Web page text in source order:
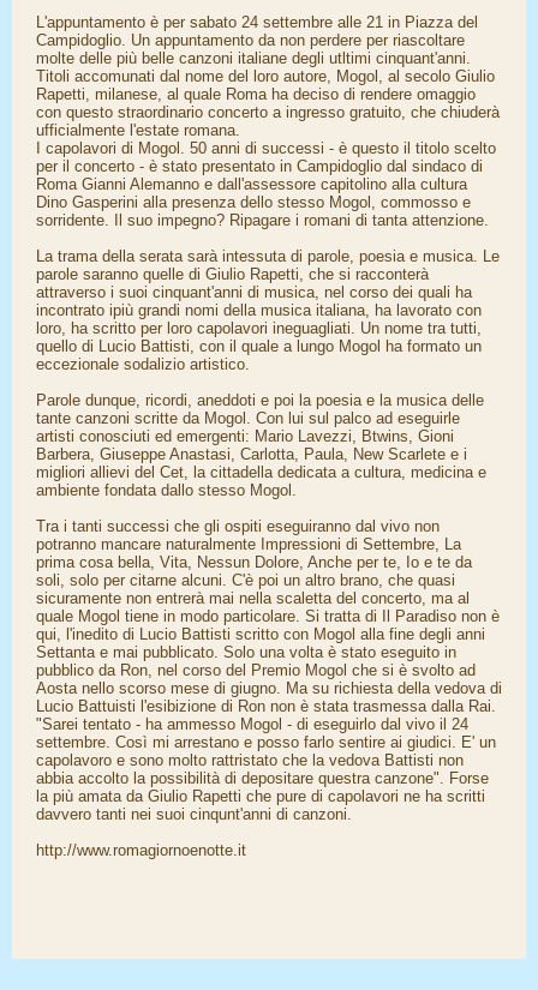
L'appuntamento è per sabato 24 settembre alle 21 in Piazza del
Campidoglio. Un appuntamento da non perdere per riascoltare
molte delle più belle canzoni italiane degli utltimi cinquant'anni.
Titoli accomunati dal nome del loro autore, Mogol, al secolo Giulio
Rapetti, milanese, al quale Roma ha deciso di rendere omaggio
con questo straordinario concerto a ingresso gratuito, che chiuderà
ufficialmente l'estate romana.
I capolavori di Mogol. 50 anni di successi - è questo il titolo scelto
per il concerto - è stato presentato in Campidoglio dal sindaco di
Roma Gianni Alemanno e dall'assessore capitolino alla cultura
Dino Gasperini alla presenza dello stesso Mogol, commosso e
sorridente. Il suo impegno? Ripagare i romani di tanta attenzione.
La trama della serata sarà intessuta di parole, poesia e musica. Le
parole saranno quelle di Giulio Rapetti, che si racconterà
attraverso i suoi cinquant'anni di musica, nel corso dei quali ha
incontrato ipiù grandi nomi della musica italiana, ha lavorato con
loro, ha scritto per loro capolavori ineguagliati. Un nome tra tutti,
quello di Lucio Battisti, con il quale a lungo Mogol ha formato un
eccezionale sodalizio artistico.
Parole dunque, ricordi, aneddoti e poi la poesia e la musica delle
tante canzoni scritte da Mogol. Con lui sul palco ad eseguirle
artisti conosciuti ed emergenti: Mario Lavezzi, Btwins, Gioni
Barbera, Giuseppe Anastasi, Carlotta, Paula, New Scarlete e i
migliori allievi del Cet, la cittadella dedicata a cultura, medicina e
ambiente fondata dallo stesso Mogol.
Tra i tanti successi che gli ospiti eseguiranno dal vivo non
potranno mancare naturalmente Impressioni di Settembre, La
prima cosa bella, Vita, Nessun Dolore, Anche per te, Io e te da
soli, solo per citarne alcuni. C'è poi un altro brano, che quasi
sicuramente non entrerà mai nella scaletta del concerto, ma al
quale Mogol tiene in modo particolare. Si tratta di Il Paradiso non è
qui, l'inedito di Lucio Battisti scritto con Mogol alla fine degli anni
Settanta e mai pubblicato. Solo una volta è stato eseguito in
pubblico da Ron, nel corso del Premio Mogol che si è svolto ad
Aosta nello scorso mese di giugno. Ma su richiesta della vedova di
Lucio Battuisti l'esibizione di Ron non è stata trasmessa dalla Rai.
"Sarei tentato - ha ammesso Mogol - di eseguirlo dal vivo il 24
settembre. Così mi arrestano e posso farlo sentire ai giudici. E' un
capolavoro e sono molto rattristato che la vedova Battisti non
abbia accolto la possibilità di depositare questra canzone". Forse
la più amata da Giulio Rapetti che pure di capolavori ne ha scritti
davvero tanti nei suoi cinqunt'anni di canzoni.
http://www.romagiornoenotte.it